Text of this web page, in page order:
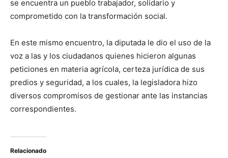
se encuentra un pueblo trabajador, solidario y
comprometido con la transformación social.
En este mismo encuentro, la diputada le dio el uso de la
voz a las y los ciudadanos quienes hicieron algunas
peticiones en materia agrícola, certeza jurídica de sus
predios y seguridad, a los cuales, la legisladora hizo
diversos compromisos de gestionar ante las instancias
correspondientes.
Relacionado